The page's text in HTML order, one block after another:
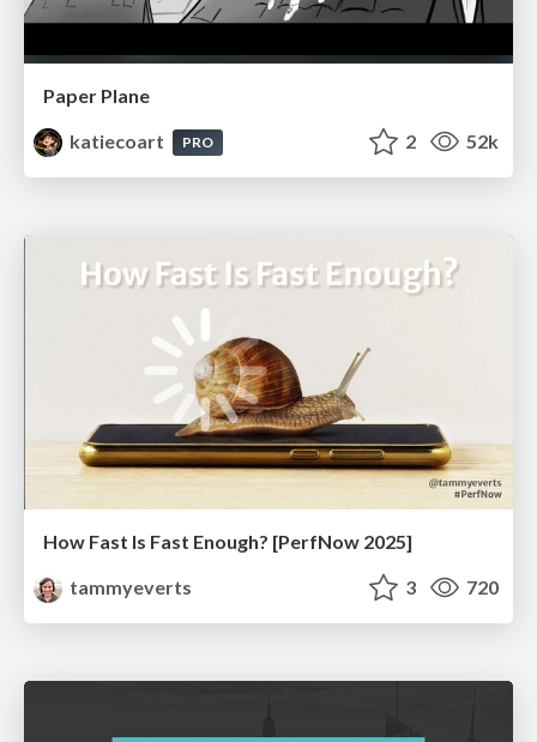
Paper Plane
katiecoart
PRO 2 52k
How Fast Is Fast Enough? [PerfNow 2025]
tammyeverts
3 720